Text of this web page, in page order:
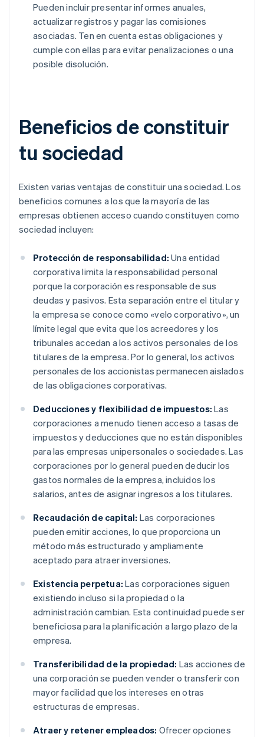
Pueden incluir presentar informes anuales,
actualizar registros y pagar las comisiones
asociadas. Ten en cuenta estas obligaciones y
cumple con ellas para evitar penalizaciones o una
posible disolución.
Beneficios de constituir
tu sociedad
Existen varias ventajas de constituir una sociedad. Los
beneficios comunes a los que la mayoría de las
empresas obtienen acceso cuando constituyen como
sociedad incluyen:
Protección de responsabilidad: Una entidad
corporativa limita la responsabilidad personal
porque la corporación es responsable de sus
deudas y pasivos. Esta separación entre el titular y
la empresa se conoce como «velo corporativo», un
límite legal que evita que los acreedores y los
tribunales accedan a los activos personales de los
titulares de la empresa. Por lo general, los activos
personales de los accionistas permanecen aislados
de las obligaciones corporativas.
Deducciones y flexibilidad de impuestos: Las
corporaciones a menudo tienen acceso a tasas de
impuestos y deducciones que no están disponibles
para las empresas unipersonales o sociedades. Las
corporaciones por lo general pueden deducir los
gastos normales de la empresa, incluidos los
salarios, antes de asignar ingresos a los titulares.
Recaudación de capital: Las corporaciones
pueden emitir acciones, lo que proporciona un
método más estructurado y ampliamente
aceptado para atraer inversiones.
Existencia perpetua: Las corporaciones siguen
existiendo incluso si la propiedad o la
administración cambian. Esta continuidad puede ser
beneficiosa para la planificación a largo plazo de la
empresa.
Transferibilidad de la propiedad: Las acciones de
una corporación se pueden vender o transferir con
mayor facilidad que los intereses en otras
estructuras de empresas.
Atraer y retener empleados: Ofrecer opciones